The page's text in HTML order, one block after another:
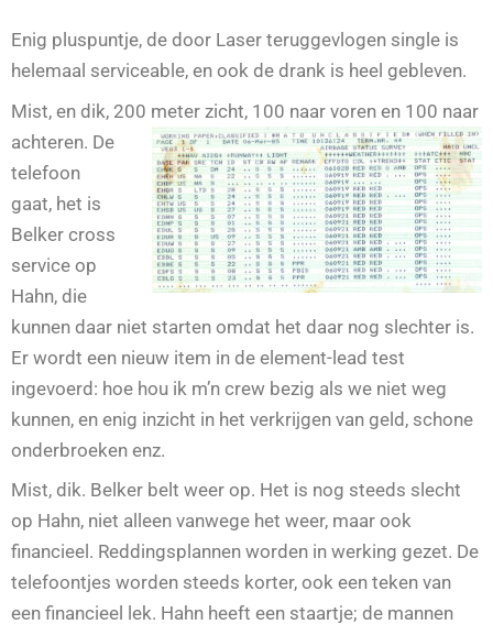
Enig pluspuntje, de door Laser teruggevlogen single is
helemaal serviceable, en ook de drank is heel gebleven.
Mist, en dik, 200 meter zicht, 100 naar voren en 100 naar
achteren. De
telefoon
gaat, het is
Belker cross
service op
Hahn, die
kunnen daar niet starten omdat het daar nog slechter is.
Er wordt een nieuw item in de element-lead test
ingevoerd: hoe hou ik m’n crew bezig als we niet weg
kunnen, en enig inzicht in het verkrijgen van geld, schone
onderbroeken enz.
Mist, dik. Belker belt weer op. Het is nog steeds slecht
op Hahn, niet alleen vanwege het weer, maar ook
financieel. Reddingsplannen worden in werking gezet. De
telefoontjes worden steeds korter, ook een teken van
een financieel lek. Hahn heeft een staartje; de mannen